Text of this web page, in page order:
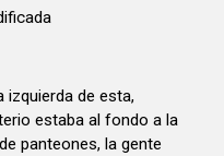
izquierda de esta,
estaba al fondo a la
panteones, la gente